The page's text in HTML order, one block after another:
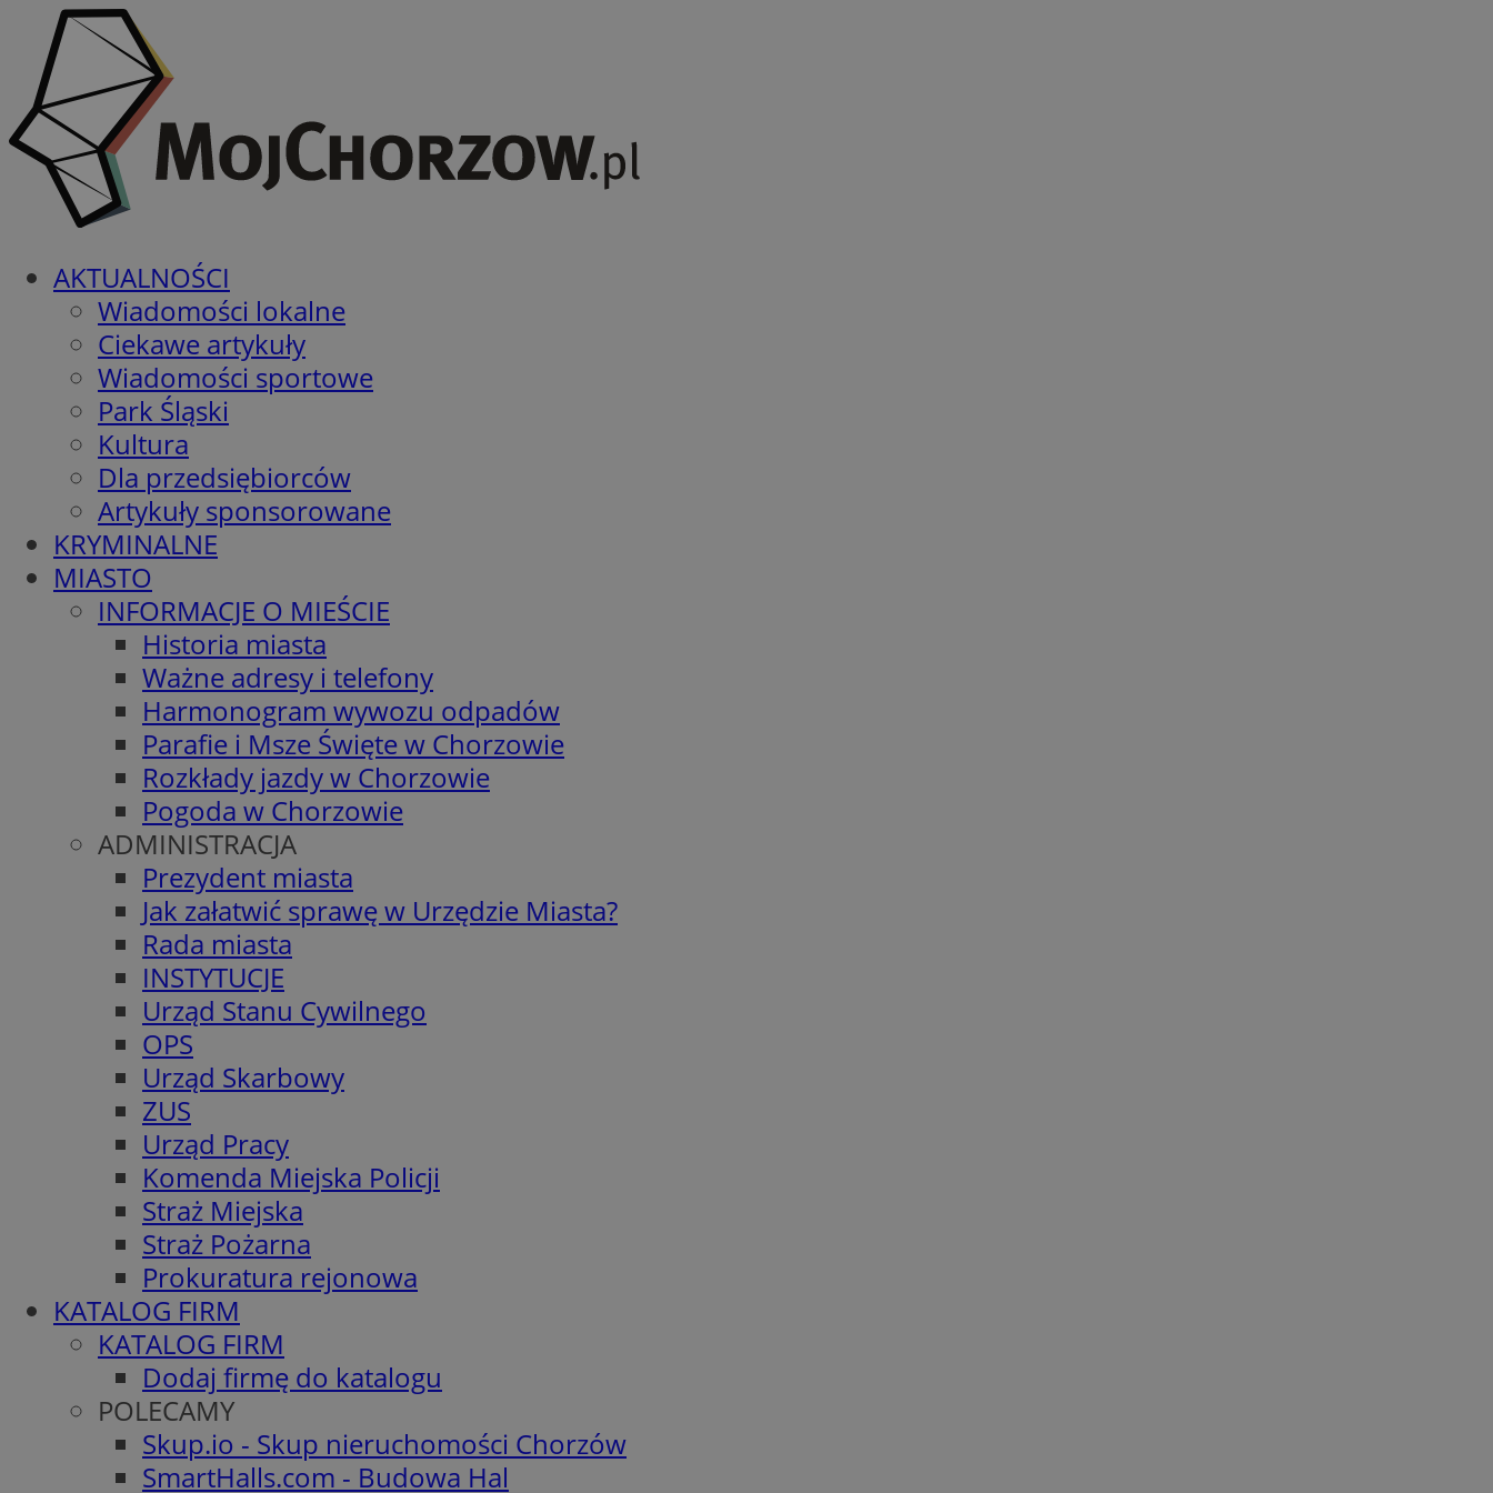
AKTUALNOŚCI
Wiadomości lokalne
Ciekawe artykuły
Wiadomości sportowe
Park Śląski
Kultura
Dla przedsiębiorców
Artykuły sponsorowane
KRYMINALNE
MIASTO
INFORMACJE O MIEŚCIE
Historia miasta
Ważne adresy i telefony
Harmonogram wywozu odpadów
Parafie i Msze Święte w Chorzowie
Rozkłady jazdy w Chorzowie
Pogoda w Chorzowie
ADMINISTRACJA
Prezydent miasta
Jak załatwić sprawę w Urzędzie Miasta?
Rada miasta
INSTYTUCJE
Urząd Stanu Cywilnego
OPS
Urząd Skarbowy
ZUS
Urząd Pracy
Komenda Miejska Policji
Straż Miejska
Straż Pożarna
Prokuratura rejonowa
KATALOG FIRM
KATALOG FIRM
Dodaj firmę do katalogu
POLECAMY
Skup.io - Skup nieruchomości Chorzów
SmartHalls.com - Budowa Hal